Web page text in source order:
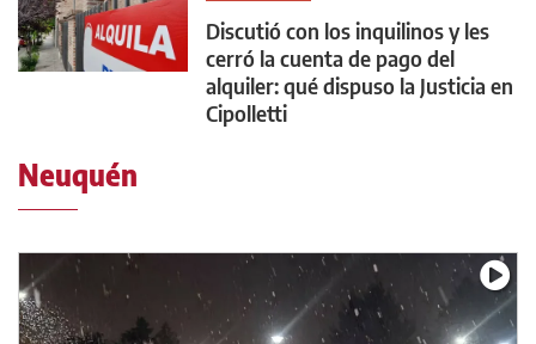
Discutió con los inquilinos y les
cerró la cuenta de pago del
alquiler: qué dispuso la Justicia en
Cipolletti
Neuquén